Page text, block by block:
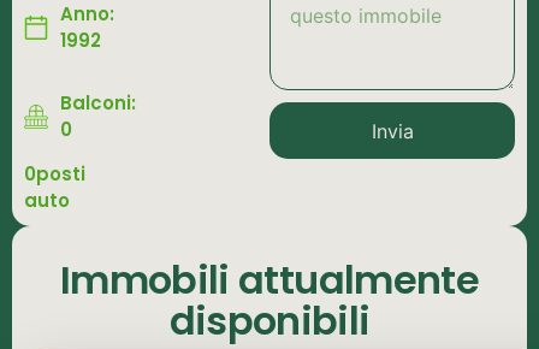
Anno:
1992
Balconi:
0
0posti
auto
Invia
Immobili attualmente
disponibili